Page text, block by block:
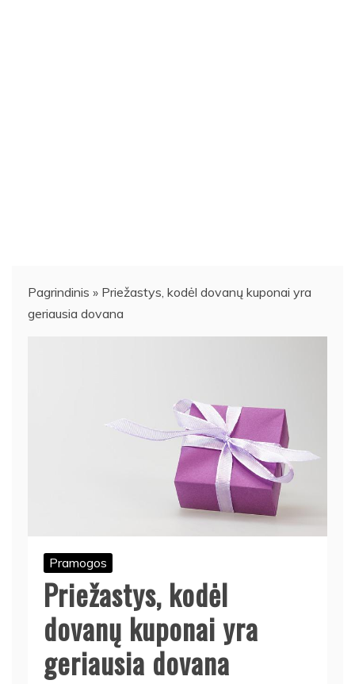
Pagrindinis » Priežastys, kodėl dovanų kuponai yra
geriausia dovana
Pramogos
Priežastys, kodėl
dovanų kuponai yra
geriausia dovana